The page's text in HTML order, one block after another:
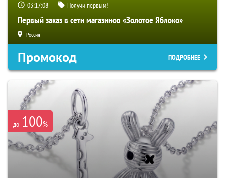
03:17:07 Получи первым!
Первый заказ в сети магазинов «Золотое Яблоко»
Россия
Промокод ПОДРОБНЕЕ
до 100%